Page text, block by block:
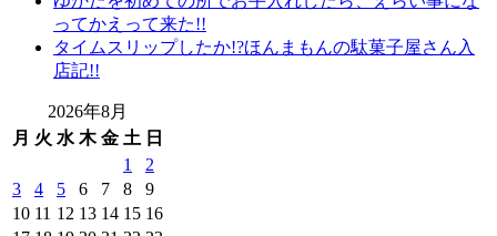
ってかえって来た!!
タイムスリップしたか!?ほんまもんの駄菓子屋さん入
店記!!
2026年8月
月 火 水 木 金 土 日
1
2
3
4 5 6 7 8
9
10 11 12 13 14 15 16